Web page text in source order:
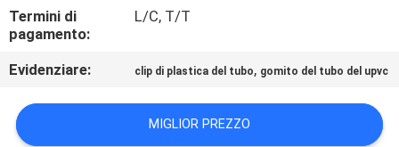
CONTATTACI
NOTIZIE
CASI
Termini di
pagamento:
L/C, T/T
Evidenziare: clip di plastica del tubo, gomito del tubo del upvc
MIGLIOR PREZZO